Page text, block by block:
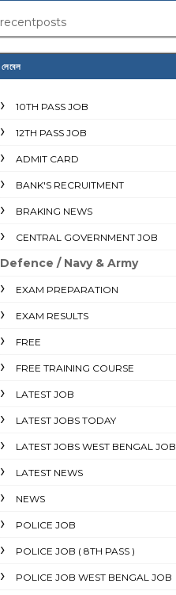
recentposts
লেবেল
10TH PASS JOB
12TH PASS JOB
ADMIT CARD
BANK'S RECRUITMENT
BRAKING NEWS
CENTRAL GOVERNMENT JOB
Defence / Navy & Army
EXAM PREPARATION
EXAM RESULTS
FREE
FREE TRAINING COURSE
LATEST JOB
LATEST JOBS TODAY
LATEST JOBS WEST BENGAL JOB
LATEST NEWS
NEWS
POLICE JOB
POLICE JOB ( 8TH PASS )
POLICE JOB WEST BENGAL JOB